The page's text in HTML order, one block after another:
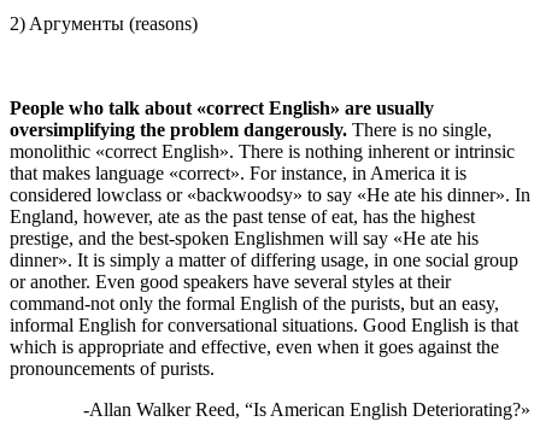
2) Aргументы (reasons)
People who talk about «correct English» are usually
oversimplifying the problem dangerously. There is no single,
monolithic «correct English». There is nothing inherent or intrinsic
that makes language «correct». For instance, in America it is
considered lowclass or «backwoodsy» to say «He ate his dinner». In
England, however, ate as the past tense of eat, has the highest
prestige, and the best-spoken Englishmen will say «He ate his
dinner». It is simply a matter of differing usage, in one social group
or another. Even good speakers have several styles at their
command-not only the formal English of the purists, but an easy,
informal English for conversational situations. Good English is that
which is appropriate and effective, even when it goes against the
pronouncements of purists.
-Allan Walker Reed, “Is American English Deteriorating?»